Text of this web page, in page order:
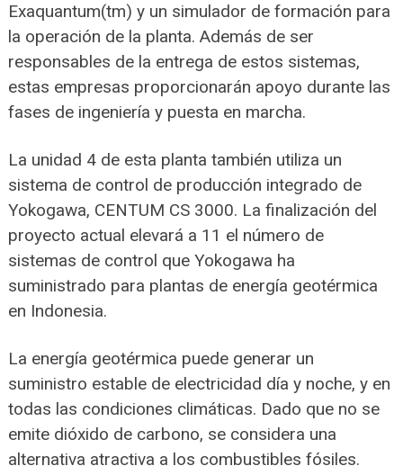
Exaquantum(tm) y un simulador de formación para
la operación de la planta. Además de ser
responsables de la entrega de estos sistemas,
estas empresas proporcionarán apoyo durante las
fases de ingeniería y puesta en marcha.
La unidad 4 de esta planta también utiliza un
sistema de control de producción integrado de
Yokogawa, CENTUM CS 3000. La finalización del
proyecto actual elevará a 11 el número de
sistemas de control que Yokogawa ha
suministrado para plantas de energía geotérmica
en Indonesia.
La energía geotérmica puede generar un
suministro estable de electricidad día y noche, y en
todas las condiciones climáticas. Dado que no se
emite dióxido de carbono, se considera una
alternativa atractiva a los combustibles fósiles.